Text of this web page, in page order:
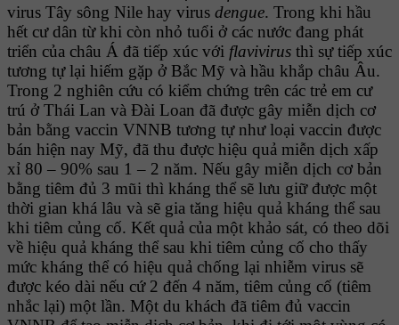
virus Tây sông Nile hay virus dengue. Trong khi hầu
hết cư dân từ khi còn nhỏ tuổi ở các nước đang phát
triển của châu Á đã tiếp xúc với flavivirus thì sự tiếp xúc
tương tự lại hiếm gặp ở Bắc Mỹ và hầu khắp châu Âu.
Trong 2 nghiên cứu có kiểm chứng trên các trẻ em cư
trú ở Thái Lan và Ðài Loan đã được gây miễn dịch cơ
bản bằng vaccin VNNB tương tự như loại vaccin được
bán hiện nay Mỹ, đã thu được hiệu quả miễn dịch xấp
xỉ 80 – 90% sau 1 – 2 năm. Nếu gây miễn dịch cơ bản
bằng tiêm đủ 3 mũi thì kháng thể sẽ lưu giữ được một
thời gian khá lâu và sẽ gia tăng hiệu quả kháng thể sau
khi tiêm củng cố. Kết quả của một khảo sát, có theo dõi
về hiệu quả kháng thể sau khi tiêm củng cố cho thấy
mức kháng thể có hiệu quả chống lại nhiễm virus sẽ
được kéo dài nếu cứ 2 đến 4 năm, tiêm củng cố (tiêm
nhắc lại) một lần. Một du khách đã tiêm đủ vaccin